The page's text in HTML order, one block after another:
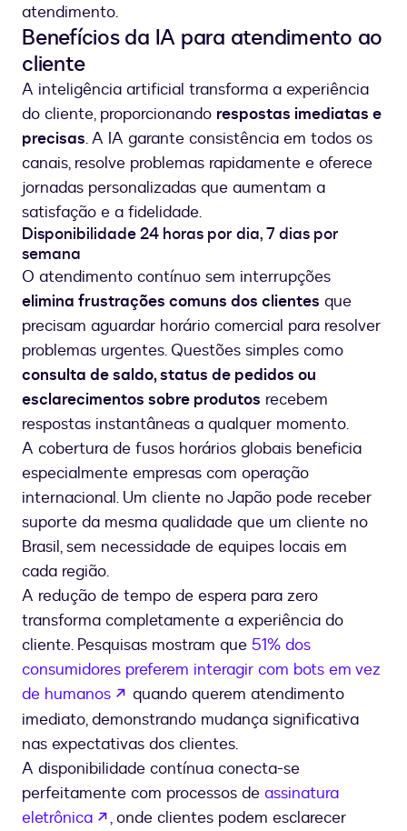
atendimento.
Benefícios da IA para atendimento ao
cliente
A inteligência artificial transforma a experiência
do cliente, proporcionando respostas imediatas e
precisas. A IA garante consistência em todos os
canais, resolve problemas rapidamente e oferece
jornadas personalizadas que aumentam a
satisfação e a fidelidade.
Disponibilidade 24 horas por dia, 7 dias por
semana
O atendimento contínuo sem interrupções
elimina frustrações comuns dos clientes que
precisam aguardar horário comercial para resolver
problemas urgentes. Questões simples como
consulta de saldo, status de pedidos ou
esclarecimentos sobre produtos recebem
respostas instantâneas a qualquer momento.
A cobertura de fusos horários globais beneficia
especialmente empresas com operação
internacional. Um cliente no Japão pode receber
suporte da mesma qualidade que um cliente no
Brasil, sem necessidade de equipes locais em
cada região.
A redução de tempo de espera para zero
transforma completamente a experiência do
cliente. Pesquisas mostram que 51% dos
consumidores preferem interagir com bots em vez
de humanos
se abre en una nueva pestaña
quando querem atendimento
imediato, demonstrando mudança significativa
nas expectativas dos clientes.
A disponibilidade contínua conecta-se
perfeitamente com processos de assinatura
eletrônica
se abre en una nueva pestaña
, onde clientes podem esclarecer